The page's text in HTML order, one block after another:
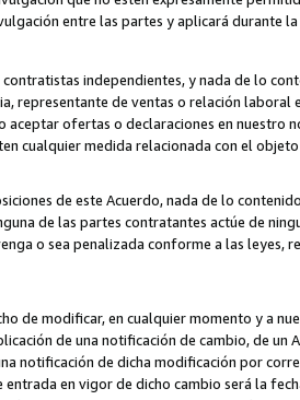
entre las partes y aplicará durante
independientes, y nada de lo
representante de ventas o relación
aceptar ofertas o declaraciones en nuestro
cualquier medida relacionada con el
de este Acuerdo, nada de lo
de las partes contratantes actúe de
o sea penalizada conforme a las leyes,
de modificar, en cualquier momento y a
de una notificación de cambio, de
notificación de dicha modificación por
en vigor de dicho cambio será la